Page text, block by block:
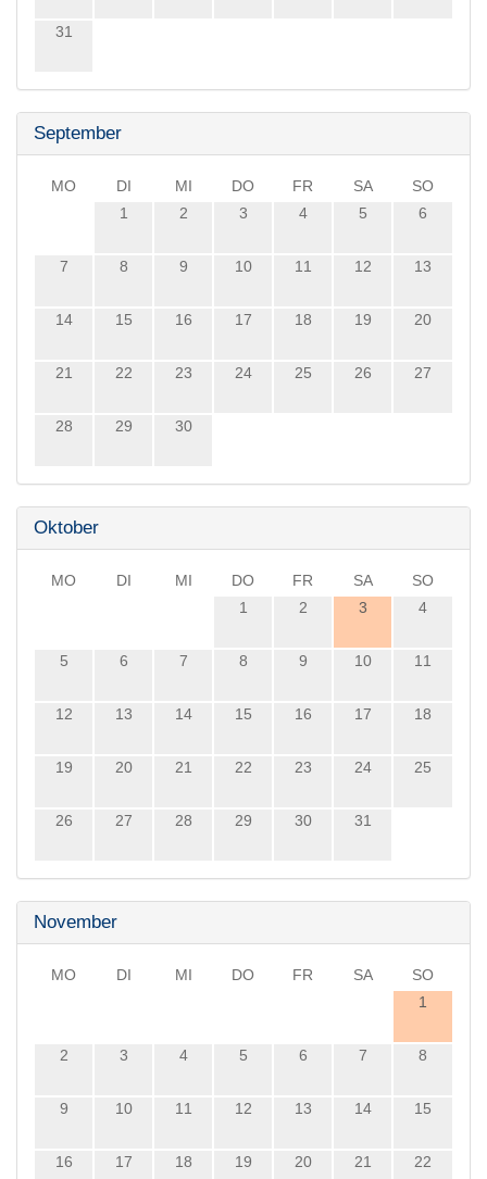
31
September
MO DI MI DO FR SA
SO
1
2 3 4 5 6
7 8 9 10 11 12 13
14 15 16 17 18 19 20
21 22 23 24 25 26 27
28 29 30
Oktober
MO DI MI DO FR SA
SO
1
2 3 4
5 6 7 8 9 10 11
12 13 14 15 16 17 18
19 20 21 22 23 24 25
26 27 28 29 30 31
November
MO DI MI DO FR SA
SO
1
2 3 4 5 6 7 8
9 10 11 12 13 14 15
16 17 18 19 20 21 22